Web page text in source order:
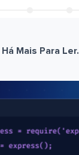
Há Mais Para Ler.